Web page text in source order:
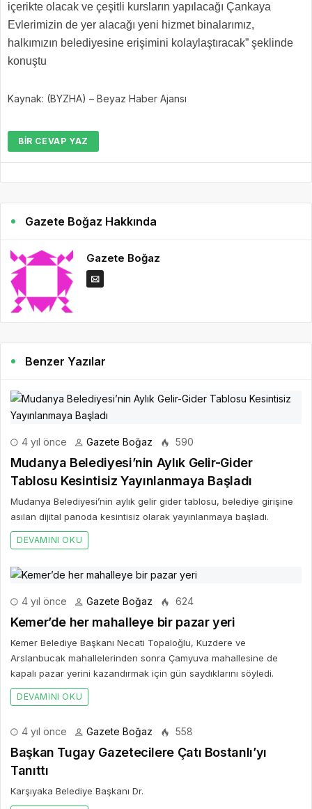
içerikte olacak ve çeşitli kursların yapılacağı Çankaya
Evlerimizin de yer alacağı yeni hizmet binalarımız,
halkımızın belediyesine erişimini kolaylaştıracak” şeklinde
konuştu
Kaynak: (BYZHA) – Beyaz Haber Ajansı
BIR CEVAP YAZ
Gazete Boğaz Hakkında
Gazete Boğaz
Benzer Yazılar
4 yıl önce Gazete Boğaz 590
Mudanya Belediyesi’nin Aylık Gelir-Gider
Tablosu Kesintisiz Yayınlanmaya Başladı
Mudanya Belediyesi’nin aylık gelir gider tablosu, belediye girişine
asılan dijital panoda kesintisiz olarak yayınlanmaya başladı.
DEVAMINI OKU
4 yıl önce Gazete Boğaz 624
Kemer’de her mahalleye bir pazar yeri
Kemer Belediye Başkanı Necati Topaloğlu, Kuzdere ve
Arslanbucak mahallelerinden sonra Çamyuva mahallesine de
kapalı pazar yerini kazandırmak için gün saydıklarını söyledi.
DEVAMINI OKU
4 yıl önce Gazete Boğaz 558
Başkan Tugay Gazetecilere Çatı Bostanlı’yı
Tanıttı
Karşıyaka Belediye Başkanı Dr.